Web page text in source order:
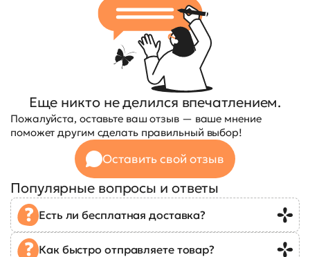
Еще никто не делился впечатлением.
Пожалуйста, оставьте ваш отзыв — ваше мнение
поможет другим сделать правильный выбор!
Оставить свой отзыв
Популярные вопросы и ответы
Есть ли бесплатная доставка?
Как быстро отправляете товар?